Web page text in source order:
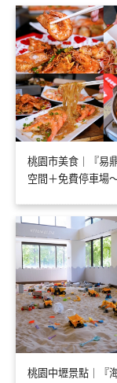
桃園市美食｜『易
空間＋免費停車場
桃園中壢景點｜『